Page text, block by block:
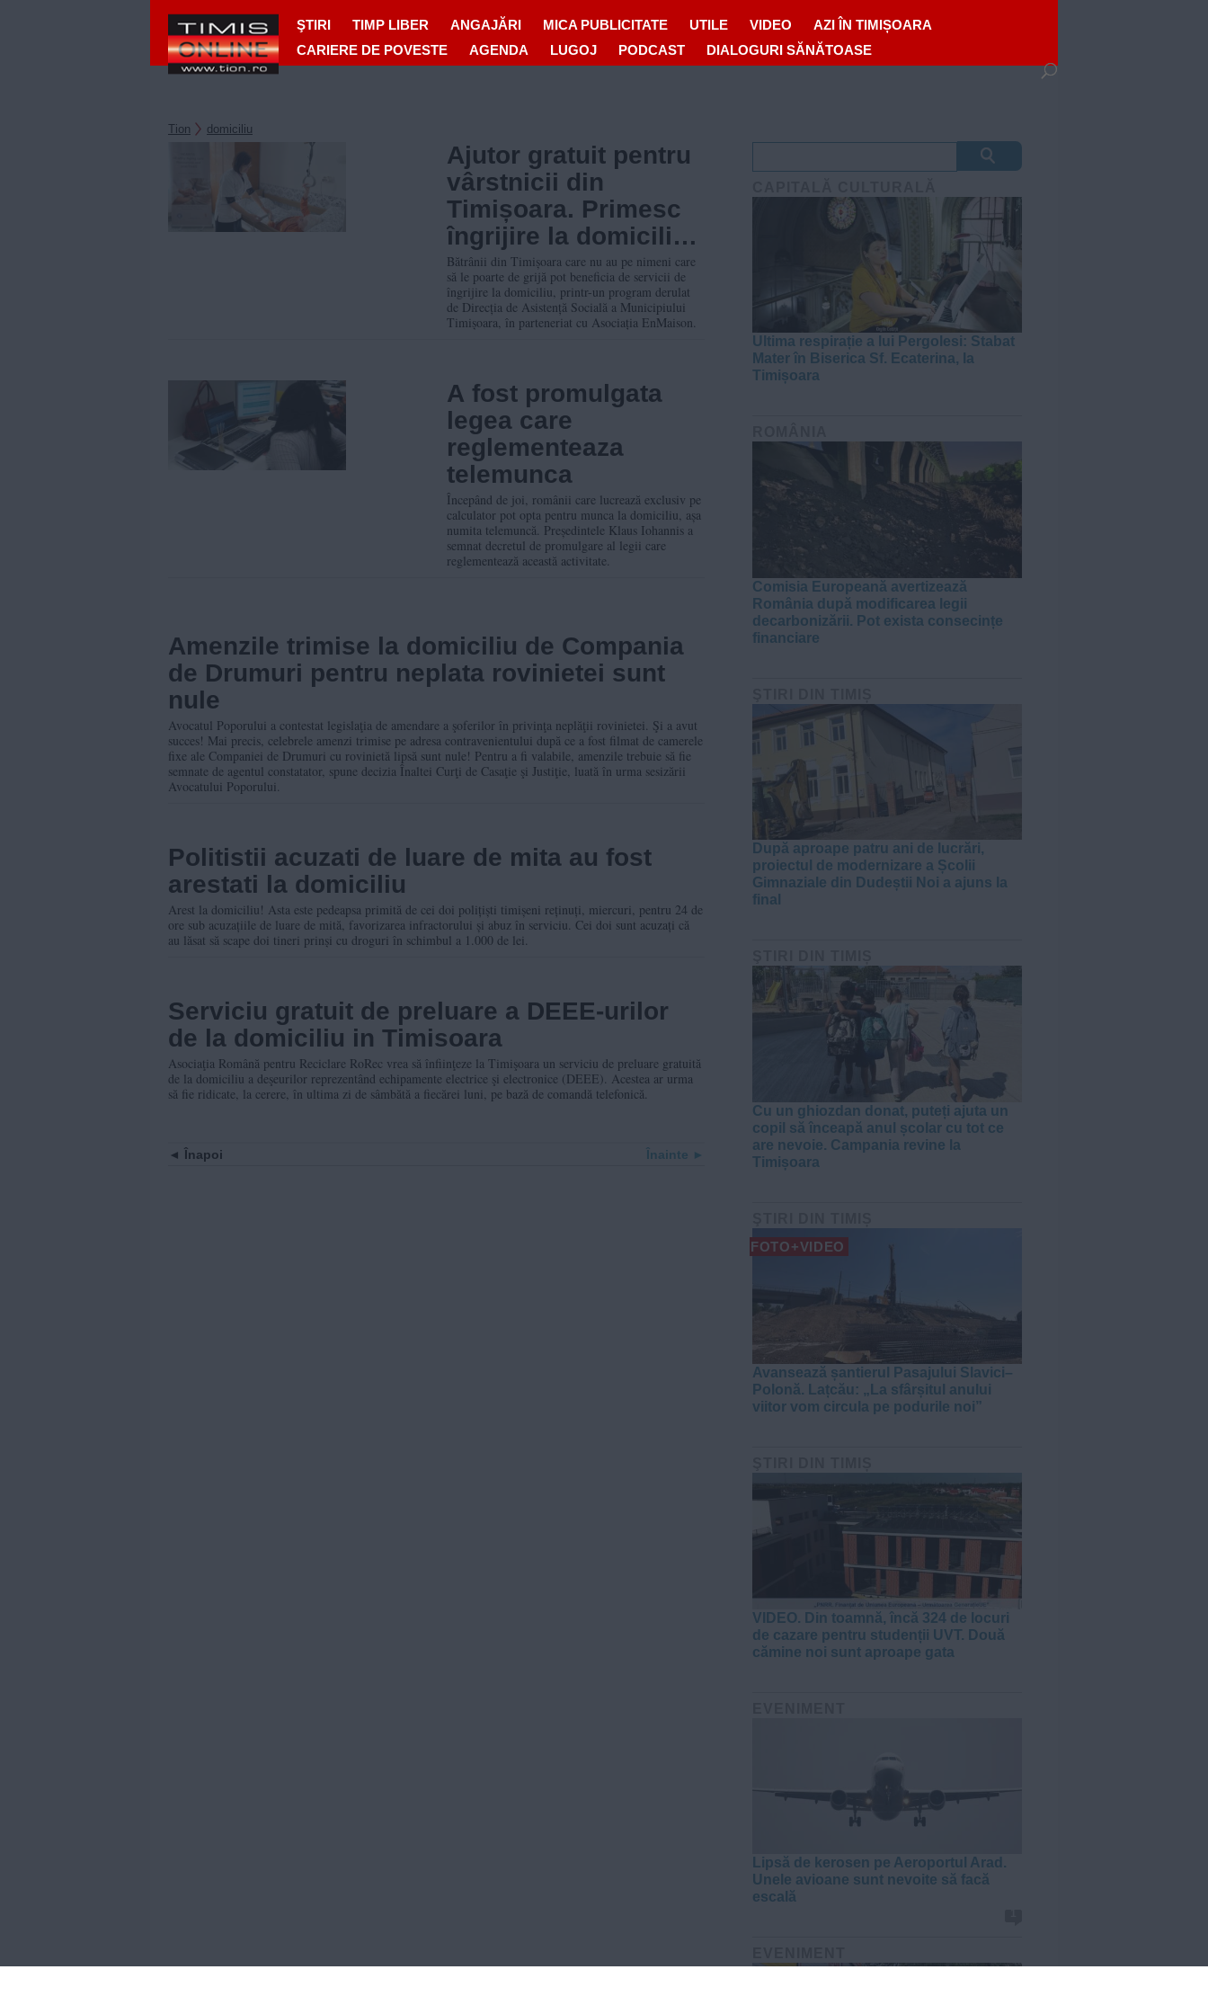
ŞTIRI TIMP LIBER ANGAJĂRI MICA PUBLICITATE UTILE VIDEO
AZI ÎN TIMIȘOARA
CARIERE DE POVESTE
AGENDA LUGOJ PODCAST DIALOGURI SĂNĂTOASE
Tion domiciliu
Ajutor gratuit pentru
vârstnicii din
Timișoara. Primesc
îngrijire la domiciliu
cei fără sprijin
Bătrânii din Timișoara care nu au pe nimeni care
să le poarte de grijă pot beneficia de servicii de
îngrijire la domiciliu, printr-un program derulat
de Direcția de Asistență Socială a Municipiului
Timișoara, în parteneriat cu Asociația EnMaison.
A fost promulgata
legea care
reglementeaza
telemunca
Începând de joi, românii care lucrează exclusiv pe
calculator pot opta pentru munca la domiciliu, așa
numita telemuncă. Președintele Klaus Iohannis a
semnat decretul de promulgare al legii care
reglementează această activitate.
Amenzile trimise la domiciliu de Compania
de Drumuri pentru neplata rovinietei sunt
nule
Avocatul Poporului a contestat legislaţia de amendare a şoferilor în privinţa neplăţii rovinietei. Şi a avut
succes! Mai precis, celebrele amenzi trimise pe adresa contravenientului după ce a fost filmat de camerele
fixe ale Companiei de Drumuri cu rovinietă lipsă sunt nule! Pentru a fi valabile, amenzile trebuie să fie
semnate de agentul constatator, spune decizia Înaltei Curţi de Casaţie şi Justiţie, luată în urma sesizării
Avocatului Poporului.
Politistii acuzati de luare de mita au fost
arestati la domiciliu
Arest la domiciliu! Asta este pedeapsa primită de cei doi polițiști timișeni reținuți, miercuri, pentru 24 de
ore sub acuzațiile de luare de mită, favorizarea infractorului și abuz în serviciu. Cei doi sunt acuzați că
au lăsat să scape doi tineri prinși cu droguri în schimbul a 1.000 de lei.
Serviciu gratuit de preluare a DEEE-urilor
de la domiciliu in Timisoara
Asociaţia Română pentru Reciclare RoRec vrea să înfiinţeze la Timişoara un serviciu de preluare gratuită
de la domiciliu a deşeurilor reprezentând echipamente electrice şi electronice (DEEE). Acestea ar urma
să fie ridicate, la cerere, în ultima zi de sâmbătă a fiecărei luni, pe bază de comandă telefonică.
Înapoi Înainte
Ultima respirație a lui Pergolesi: Stabat
Mater în Biserica Sf. Ecaterina, la
Timișoara
Comisia Europeană avertizează
România după modificarea legii
decarbonizării. Pot exista consecințe
financiare
După aproape patru ani de lucrări,
proiectul de modernizare a Școlii
Gimnaziale din Dudeștii Noi a ajuns la
final
Cu un ghiozdan donat, puteți ajuta un
copil să înceapă anul școlar cu tot ce
are nevoie. Campania revine la
Timișoara
FOTO+VIDEO
Avansează șantierul Pasajului Slavici–
Polonă. Lațcău: „La sfârșitul anului
viitor vom circula pe podurile noi”
VIDEO. Din toamnă, încă 324 de locuri
de cazare pentru studenții UVT. Două
cămine noi sunt aproape gata
Lipsă de kerosen pe Aeroportul Arad.
Unele avioane sunt nevoite să facă
escală